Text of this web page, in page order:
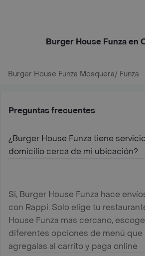
Burger House Funza en
Burger House Funza Mosquera/ Funza
Preguntas frecuentes
¿Burger House Funza tiene
domicilio cerca de mi ubicación?
Si, Burger House Funza hace
con Rappi. Solo elige tu
House Funza mas cercano,
diferentes opciones de menú que
agregalas al carrito y paga online